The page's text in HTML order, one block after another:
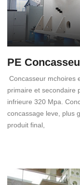
PE
Concasseur mchoires
primaire et secondaire
infrieure 320 Mpa.
concassage leve, plus
produit final,